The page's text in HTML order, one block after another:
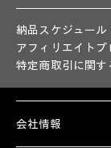
納品スケジュール
アフィリエイトプ
特定商取引に関
会社情報